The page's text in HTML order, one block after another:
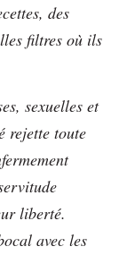
des
filtres où ils
sexuelles et
rejette toute
liberté.
avec les